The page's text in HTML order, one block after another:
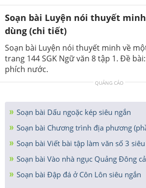
Soạn bài Luyện nói thuyết
dùng (chi tiết)
Soạn bài Luyện nói thuyết minh về
trang 144 SGK Ngữ văn 8 tập 1. Đề
phích nước.
QUẢNG CÁO
Soạn bài Dấu ngoặc kép siêu ngắn
Soạn bài Chương trình địa phương
Soạn bài Viết bài tập làm văn số 3
Soạn bài Vào nhà ngục Quảng Đông
Soạn bài Đập đá ở Côn Lôn siêu ngắn